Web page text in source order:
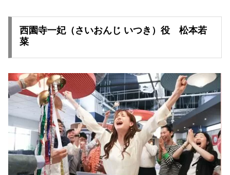
西園寺一妃（さいおんじ いつき）役 松本若
菜